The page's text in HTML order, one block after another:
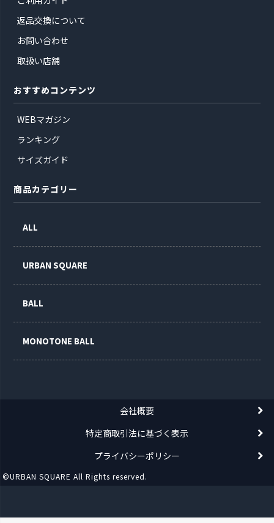
返品交換について
お問い合わせ
取扱い店舗
おすすめコンテンツ
WEBマガジン
ランキング
サイズガイド
商品カテゴリー
ALL
URBAN SQUARE
BALL
MONOTONE BALL
会社概要
特定商取引法に基づく表示
プライバシーポリシー
©URBAN SQUARE All Rights reserved.